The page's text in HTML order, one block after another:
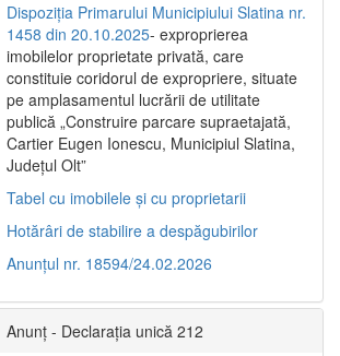
Dispoziția Primarului Municipiului Slatina nr.
1458 din 20.10.2025- exproprierea
imobilelor proprietate privată, care
constituie coridorul de expropriere, situate
pe amplasamentul lucrării de utilitate
publică „Construire parcare supraetajată,
Cartier Eugen Ionescu, Municipiul Slatina,
Județul Olt”
Tabel cu imobilele și cu proprietarii
Hotărâri de stabilire a despăgubirilor
Anunțul nr. 18594/24.02.2026
Anunț - Declarația unică 212